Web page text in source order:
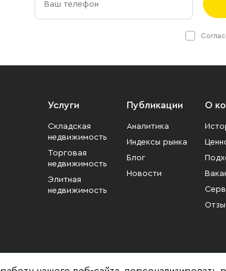
Пресс-центр ILM
аренде
Сделка
под
Услуги
Складская
недвижимость
Торговая
недвижимость
Элитная
недвижимость
Публикации
Аналитика
Индексы рынка
Блог
Новости
О